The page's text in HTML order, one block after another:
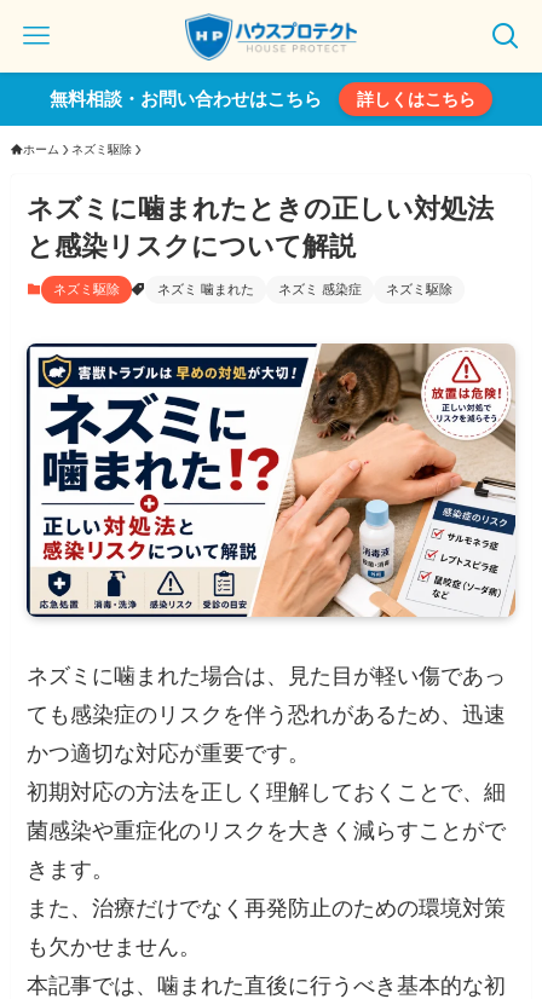
無料相談・お問い合わせはこちら 詳しくはこちら
ホーム ネズミ駆除
ネズミに噛まれたときの正しい対処法
と感染リスクについて解説
ネズミ駆除 ネズミ 噛まれた ネズミ 感染症 ネズミ駆除
ネズミに噛まれた場合は、見た目が軽い傷であっ
ても感染症のリスクを伴う恐れがあるため、迅速
かつ適切な対応が重要です。
初期対応の方法を正しく理解しておくことで、細
菌感染や重症化のリスクを大きく減らすことがで
きます。
また、治療だけでなく再発防止のための環境対策
も欠かせません。
本記事では、噛まれた直後に行うべき基本的な初